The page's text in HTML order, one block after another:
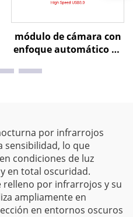
módulo de cámara con
enfoque automático de
YUY2, resolución 1944P
por infrarrojos
sensibilidad, lo que
condiciones de luz
en total oscuridad.
relleno por infrarrojos y su
ampliamente en
en entornos oscuros